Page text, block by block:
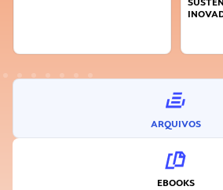
ARQUIVOS
EBOOKS